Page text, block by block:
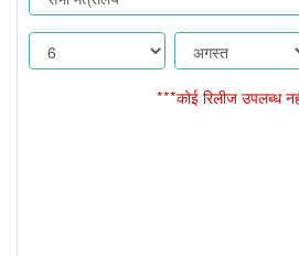
***कोई रिलीज उपलब्ध